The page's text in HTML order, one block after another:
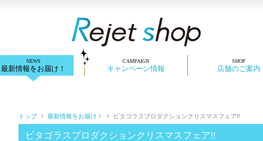
最新情報をお届け！ キャンペーン情報 店舗のご案内
トップ 最新情報をお届け！ ピタゴラスプロダクションクリスマスフェア!!
ピタゴラスプロダクションクリスマスフェア!!